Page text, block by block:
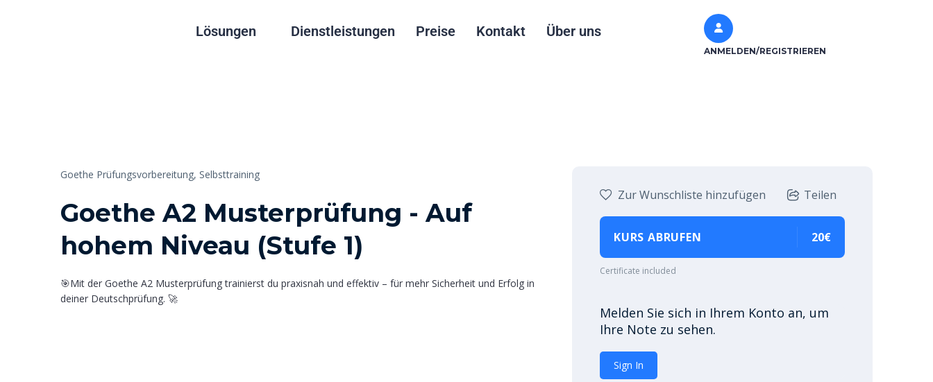
Lösungen Dienstleistungen Preise Kontakt Über uns
ANMELDEN/REGISTRIEREN
Goethe Prüfungsvorbereitung, Selbsttraining
Goethe A2 Musterprüfung - Auf
hohem Niveau (Stufe 1)
🎯Mit der Goethe A2 Musterprüfung trainierst du praxisnah und effektiv – für mehr Sicherheit und Erfolg in
deiner Deutschprüfung. 🚀
Zur Wunschliste hinzufügen Teilen
KURS ABRUFEN 20€
Certificate included
Melden Sie sich in Ihrem Konto an, um
Ihre Note zu sehen.
Sign In